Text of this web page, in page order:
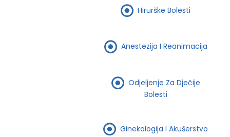
Hirurške Bolesti
Anestezija I Reanimacija
Odjeljenje Za Dječije
Bolesti
Ginekologija I Akušerstvo